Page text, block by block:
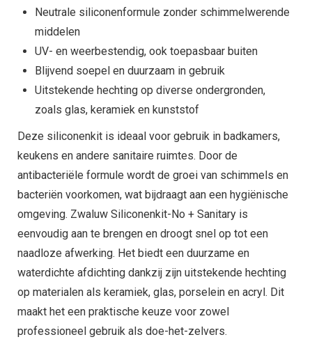
Neutrale siliconenformule zonder schimmelwerende
middelen
UV- en weerbestendig, ook toepasbaar buiten
Blijvend soepel en duurzaam in gebruik
Uitstekende hechting op diverse ondergronden,
zoals glas, keramiek en kunststof
Deze siliconenkit is ideaal voor gebruik in badkamers,
keukens en andere sanitaire ruimtes. Door de
antibacteriële formule wordt de groei van schimmels en
bacteriën voorkomen, wat bijdraagt aan een hygiënische
omgeving. Zwaluw Siliconenkit-No + Sanitary is
eenvoudig aan te brengen en droogt snel op tot een
naadloze afwerking. Het biedt een duurzame en
waterdichte afdichting dankzij zijn uitstekende hechting
op materialen als keramiek, glas, porselein en acryl. Dit
maakt het een praktische keuze voor zowel
professioneel gebruik als doe-het-zelvers.